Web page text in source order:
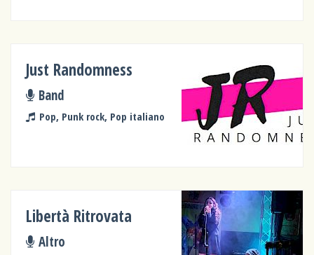
Just Randomness
Band
Pop, Punk rock, Pop italiano
Libertà Ritrovata
Altro